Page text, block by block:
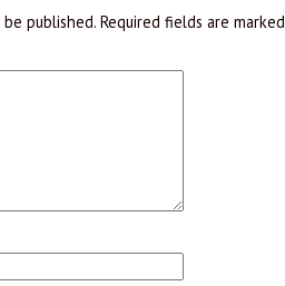
published. Required fields are marked